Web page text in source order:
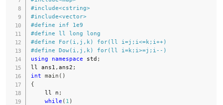
#include<cstring>
#include<vector>
#define inf
1e9
#define ll long long
#define For( i , j , k ) for(ll i =j ; i <=k ; i ++)
#define Dow( i , j , k ) for(ll i =k ; i >=j ; i -- )
using
namespace std ;
ll ans1 , ans2 ;
int main ( )
{
    ll n
;
while ( 1 )